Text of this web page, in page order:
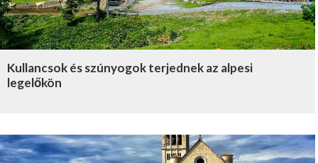
Kullancsok és szúnyogok terjednek az alpesi
legelőkön